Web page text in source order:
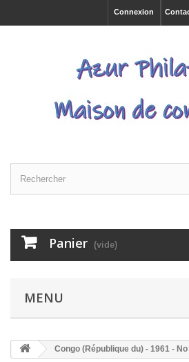
Connexion
Panier (vide)
MENU
Congo (République du) - 1961 -